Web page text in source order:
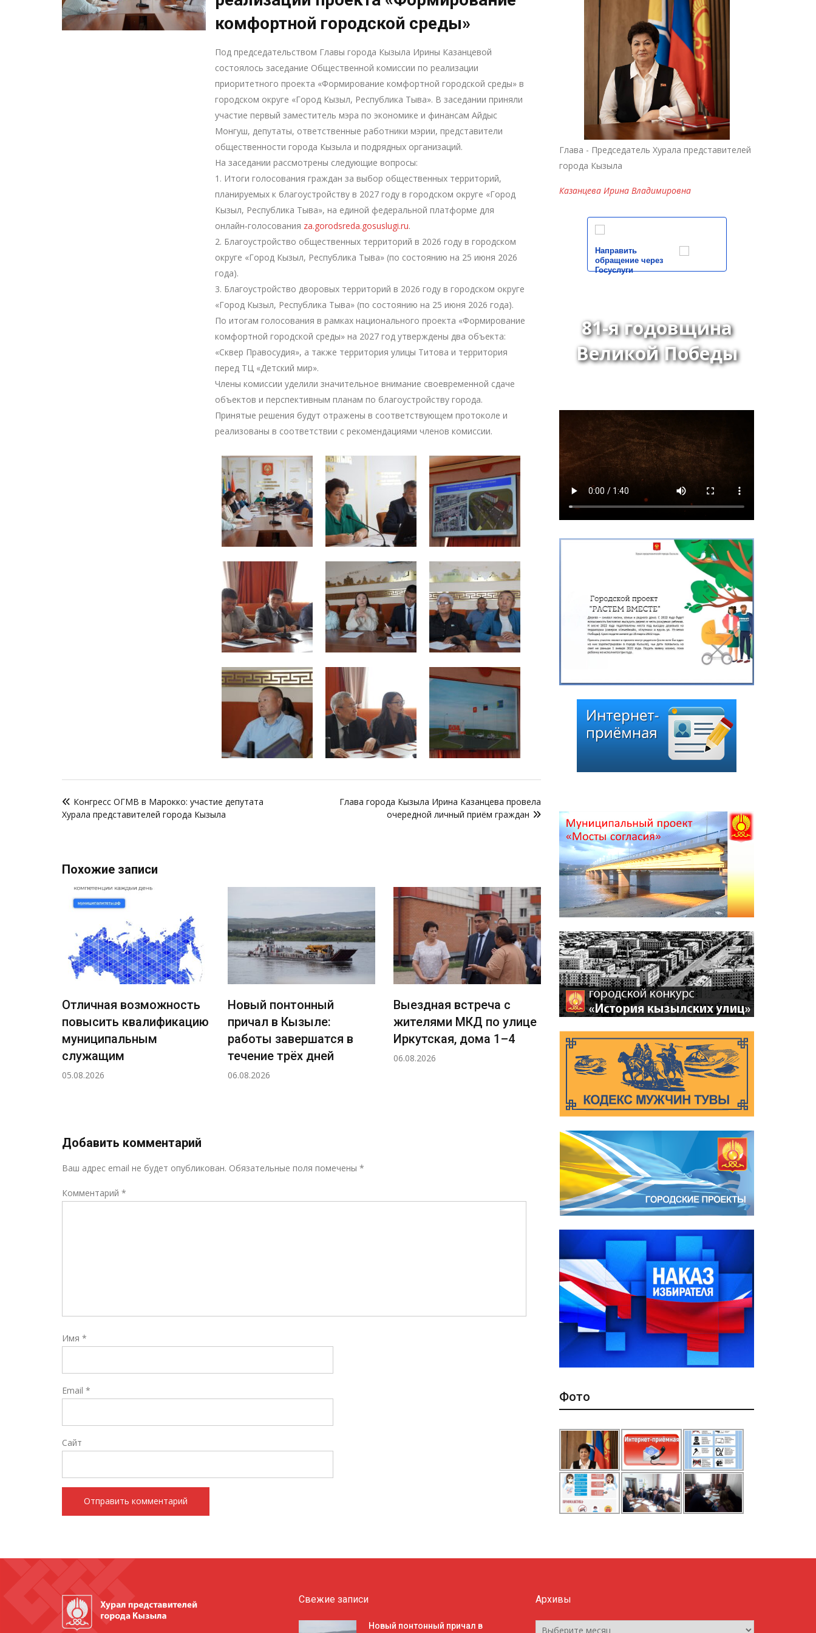
комфортной городской среды»
Под председательством Главы города Кызыла Ирины Казанцевой
состоялось заседание Общественной комиссии по реализации
приоритетного проекта «Формирование комфортной городской среды» в
городском округе «Город Кызыл, Республика Тыва». В заседании приняли
участие первый заместитель мэра по экономике и финансам Айдыс
Монгуш, депутаты, ответственные работники мэрии, представители
общественности города Кызыла и подрядных организаций.
На заседании рассмотрены следующие вопросы:
1. Итоги голосования граждан за выбор общественных территорий,
планируемых к благоустройству в 2027 году в городском округе «Город
Кызыл, Республика Тыва», на единой федеральной платформе для
онлайн‑голосования za.gorodsreda.gosuslugi.ru.
2. Благоустройство общественных территорий в 2026 году в городском
округе «Город Кызыл, Республика Тыва» (по состоянию на 25 июня 2026
года).
3. Благоустройство дворовых территорий в 2026 году в городском округе
«Город Кызыл, Республика Тыва» (по состоянию на 25 июня 2026 года).
По итогам голосования в рамках национального проекта «Формирование
комфортной городской среды» на 2027 год утверждены два объекта:
«Сквер Правосудия», а также территория улицы Титова и территория
перед ТЦ «Детский мир».
Члены комиссии уделили значительное внимание своевременной сдаче
объектов и перспективным планам по благоустройству города.
Принятые решения будут отражены в соответствующем протоколе и
реализованы в соответствии с рекомендациями членов комиссии.
поКонгресс ОГМВ в Марокко: участие депутата
Хурала представителей города Кызыла
Глава города Кызыла Ирина Казанцева провела
очередной личный приём граждан
Похожие записи
Отличная возможность
повысить квалификацию
муниципальным
служащим
05.08.2026
Новый понтонный
причал в Кызыле:
работы завершатся в
течение трёх дней
06.08.2026
Выездная встреча с
жителями МКД по улице
Иркутская, дома 1–4
06.08.2026
Глава города Кызыла
Ирина Казанцева
поздравила с 92-летием
Почётного гражданина
города Кызыла Григория
Чоодуевича Ширшина
05.08.2026
Добавить комментарий
Ваш адрес email не будет опубликован. Обязательные поля помечены *
Комментарий *
Имя *
Email *
Сайт
Рейтинг *
Глава - Председатель Хурала представителей
города Кызыла
Казанцева Ирина Владимировна
Направить
обращение через
Госуслуги
81-я годовщина
Великой Победы
Фото
Свежие записи
Новый понтонный причал в
Архивы
Архивы